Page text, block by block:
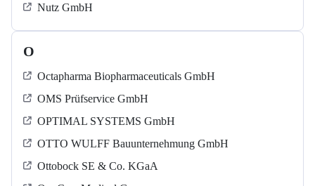
Nutz GmbH
O
Octapharma Biopharmaceuticals GmbH
OMS Prüfservice GmbH
OPTIMAL SYSTEMS GmbH
OTTO WULFF Bauunternehmung GmbH
Ottobock SE & Co. KGaA